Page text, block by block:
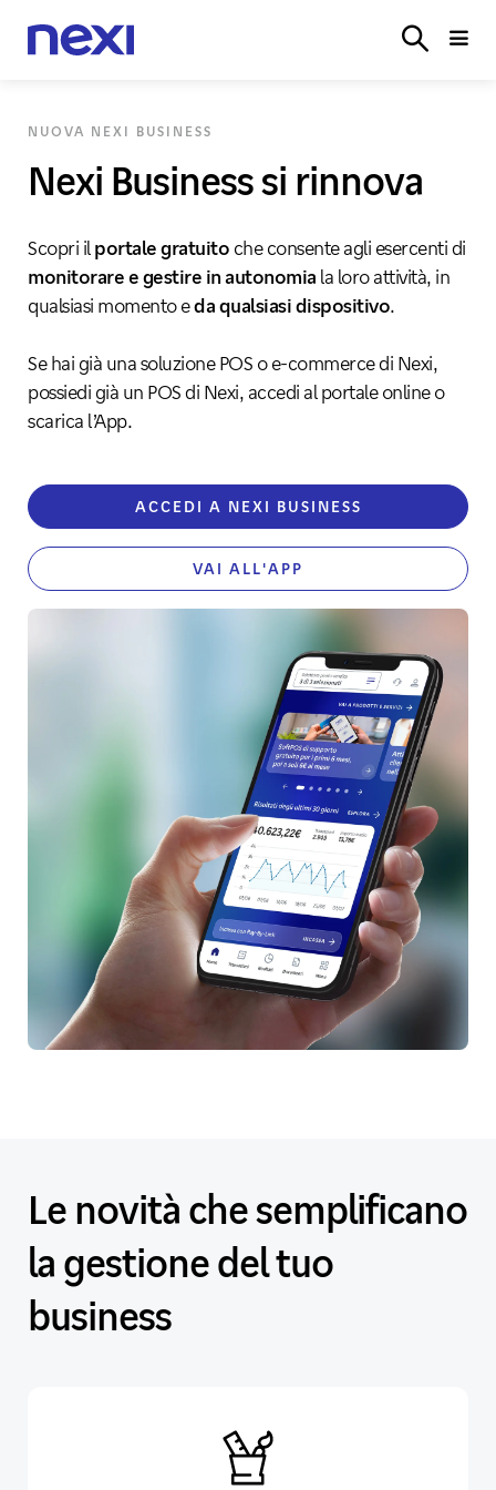
NUOVA NEXI BUSINESS
Nexi Business si rinnova
Scopri ilportale gratuito che consente agli esercenti di
monitorare e gestire in autonomia la loro attività, in
qualsiasi momento eda qualsiasi dispositivo.
Se hai già una soluzione POS o e-commerce di Nexi,
possiedi già un POS di Nexi, accedi al portale online o
scarica l’App.
ACCEDI A NEXI BUSINESS
VAI ALL'APP
Le novità che semplificano
la gestione del tuo
business